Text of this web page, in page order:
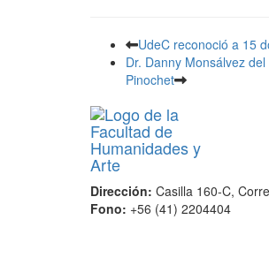
UdeC reconoció a 15
Dr. Danny Monsálvez
Pinochet
Dirección: Casilla 160-C,
Fono: +56 (41) 2204404